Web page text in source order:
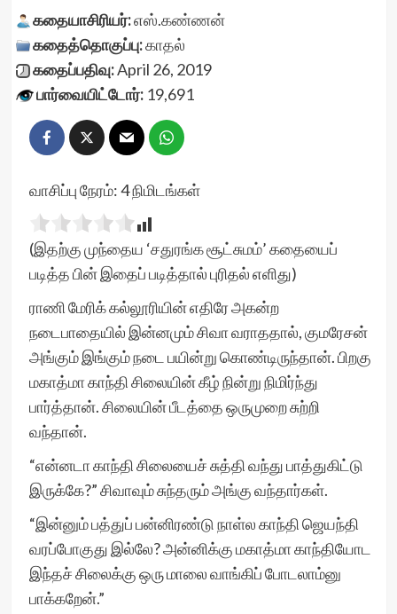
கதையாசிரியர்:எஸ்.கண்ணன்
கதைத்தொகுப்பு:காதல்
கதைப்பதிவு:April 26, 2019
பார்வையிட்டோர்:19,691
வாசிப்பு நேரம்:4நிமிடங்கள்
(இதற்கு முந்தைய ‘சதுரங்க சூட்சுமம்’ கதையைப்
படித்த பின் இதைப் படித்தால் புரிதல் எளிது)
ராணி மேரிக் கல்லூரியின் எதிரே அகன்ற
நடைபாதையில் இன்னமும் சிவா வராததால், குமரேசன்
அங்கும் இங்கும் நடை பயின்று கொண்டிருந்தான். பிறகு
மகாத்மா காந்தி சிலையின் கீழ் நின்று நிமிர்ந்து
பார்த்தான். சிலையின் பீடத்தை ஒருமுறை சுற்றி
வந்தான்.
“என்னடா காந்தி சிலையைச் சுத்தி வந்து பாத்துகிட்டு
இருக்கே?” சிவாவும் சுந்தரும் அங்கு வந்தார்கள்.
“இன்னும் பத்துப் பன்னிரண்டு நாள்ல காந்தி ஜெயந்தி
வரப்போகுது இல்லே? அன்னிக்கு மகாத்மா காந்தியோட
இந்தச் சிலைக்கு ஒரு மாலை வாங்கிப் போடலாம்னு
பாக்கறேன்.”